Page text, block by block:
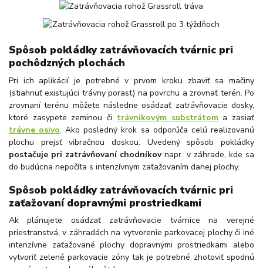
Spôsob pokládky zatrávňovacích tvárnic pri
pochôdzných plochách
Pri ich aplikácií je potrebné v prvom kroku zbaviť sa mačiny
(stiahnuť existujúci trávny porast) na povrchu a zrovnať terén. Po
zrovnaní terénu môžete následne osádzať zatrávňovacie dosky,
ktoré zasypete zeminou či trávnikovým substrátoma zasiať
trávne osivo. Ako posledný krok sa odporúča celú realizovanú
plochu prejsť vibračnou doskou. Uvedený spôsob pokládky
postačuje pri zatrávňovaní chodníkovnapr. v záhrade, kde sa
do budúcna nepočíta s intenzívnym zaťažovaním danej plochy.
Spôsob pokládky zatrávňovacích tvárnic pri
zaťažovaní dopravnými prostriedkami
Ak plánujete osádzať zatrávňovacie tvárnice na verejné
priestranstvá, v záhradách na vytvorenie parkovacej plochy či iné
intenzívne zaťažované plochy dopravnými prostriedkami alebo
vytvoriť zelené parkovacie zóny tak je potrebné zhotoviť spodnú